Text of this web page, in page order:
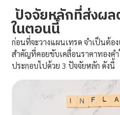
ปัจจัยหลักที่ส่งผล
ในตอนนี้
ก่อนที่จะวางแผนเทรด จำเป็นต้อ
สำคัญที่คอยขับเคลื่อนราคาทองคำ
ประกอบไปด้วย 3 ปัจจัยหลัก ดังนี้